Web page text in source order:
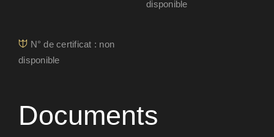
disponible
N° de certificat : non
disponible
Documents